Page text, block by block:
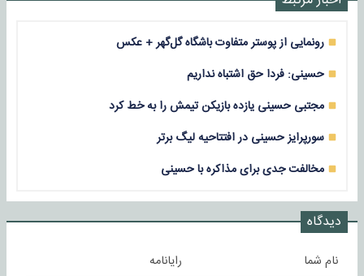
رونمایی از پوستر متفاوت باشگاه گل‌گهر + عکس
حسینی: فردا حق اشتباه نداریم
مجتبی حسینی یازده بازیکن تیمش را به خط کرد
سورپرایز حسینی در افتتاحیه لیگ برتر
مخالفت جدی برای مذاکره با حسینی
دیدگاه
نام شما رایانامه